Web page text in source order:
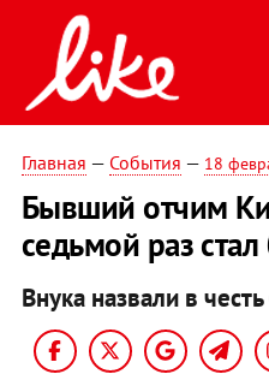
Главная — События — 18
Бывший отчим
седьмой раз
Внука назвали в